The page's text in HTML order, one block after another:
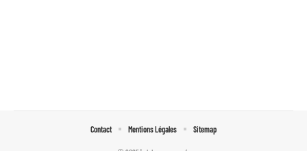
Contact Mentions Légales Sitemap